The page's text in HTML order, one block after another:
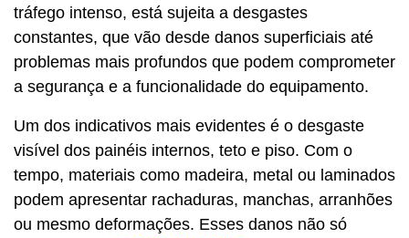
tráfego intenso, está sujeita a desgastes
constantes, que vão desde danos superficiais até
problemas mais profundos que podem comprometer
a segurança e a funcionalidade do equipamento.
Um dos indicativos mais evidentes é o desgaste
visível dos painéis internos, teto e piso. Com o
tempo, materiais como madeira, metal ou laminados
podem apresentar rachaduras, manchas, arranhões
ou mesmo deformações. Esses danos não só